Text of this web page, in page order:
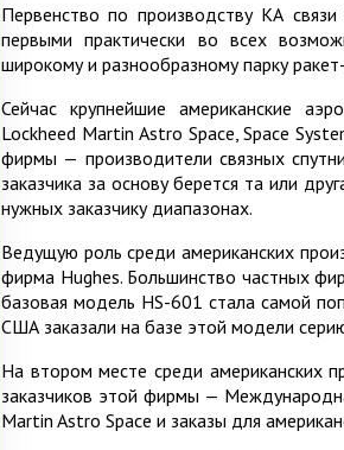
Первенство по производству КА
первыми практически во всех
широкому и разнообразному парку
Сейчас крупнейшие американские
Lockheed Martin Astro Space, Space
фирмы — производители связных
заказчика за основу берется та или
нужных заказчику диапазонах.
Ведущую роль среди американских
фирма Hughes. Большинство частных
базовая модель HS-601 стала самой
США заказали на базе этой модели
На втором месте среди американских
заказчиков этой фирмы —
Martin Astro Space и заказы для